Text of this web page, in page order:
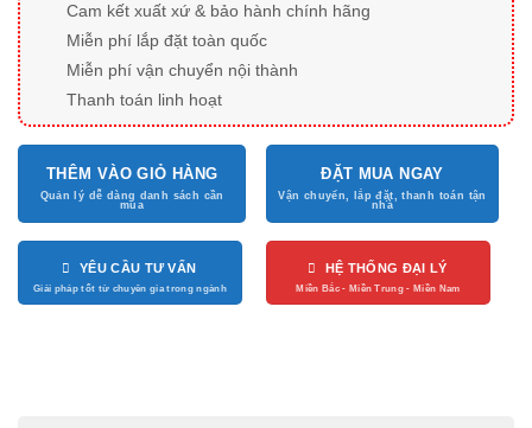
Cam kết xuất xứ & bảo hành chính hãng
Miễn phí lắp đặt toàn quốc
Miễn phí vận chuyển nội thành
Thanh toán linh hoạt
THÊM VÀO GIỎ HÀNG ĐẶT MUA NGAY
YÊU CẦU TƯ VẤN HỆ THỐNG ĐẠI LÝ